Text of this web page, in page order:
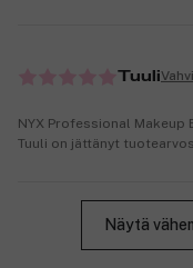
Tuuli
NYX Professional Makeup
Tuuli on jättänyt
Näytä